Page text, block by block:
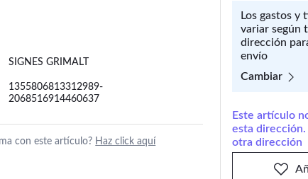
SIGNES GRIMALT
1355806813312989-
2068516914460637
con este artículo? Haz click aquí
Los gastos y
variar según
dirección
envío
Cambiar
Este artículo
esta
otra dirección